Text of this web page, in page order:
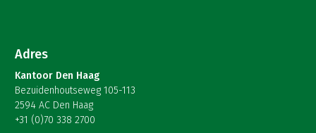
Adres
Kantoor Den Haag
Bezuidenhoutseweg 105-113
2594 AC Den Haag
+31 (0)70 338 2700